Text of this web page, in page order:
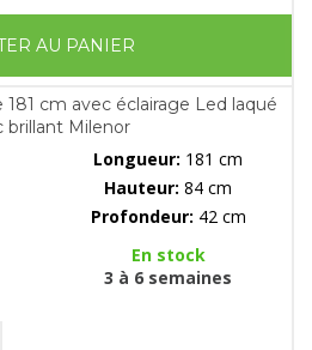
AU PANIER
cm avec éclairage Led laqué
brillant Milenor
Longueur: 181 cm
Hauteur: 84 cm
Profondeur: 42 cm
En stock
3 à 6 semaines